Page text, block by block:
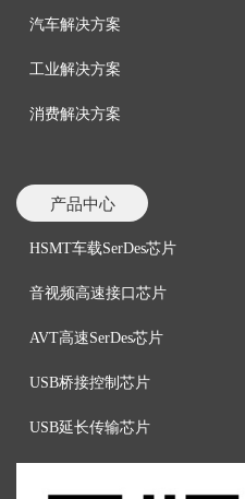
汽车解决方案
工业解决方案
消费解决方案
产品中心
HSMT车载SerDes芯片
音视频高速接口芯片
AVT高速SerDes芯片
USB桥接控制芯片
USB延长传输芯片